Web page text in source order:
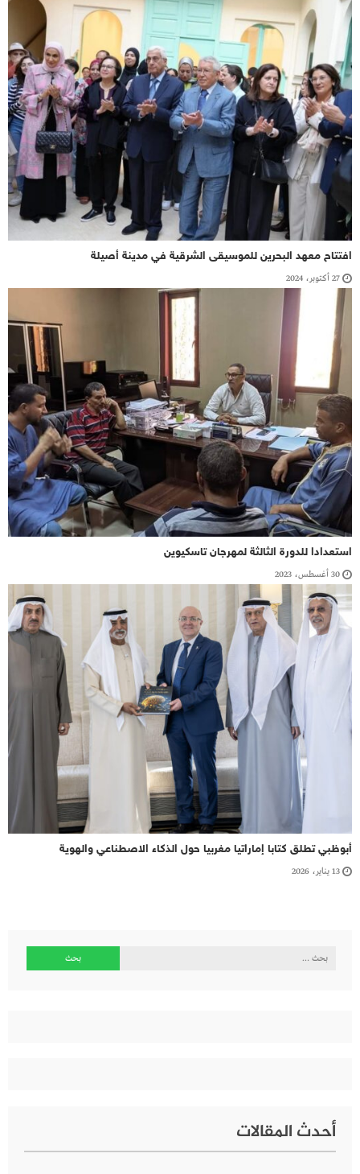
افتتاح معهد البحرين للموسيقى الشرقية في مدينة أصيلة
27 أكتوبر، 2024
استعدادا للدورة الثالثة لمهرجان تاسكيوين
30 أغسطس، 2023
أبوظبي تطلق كتابا إماراتيا مغربيا حول الذكاء الاصطناعي والهوية
13 يناير، 2026
البحث
أحدث المقالات